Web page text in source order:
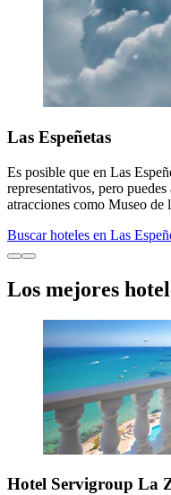
Las Espeñetas
Es posible que en Las
representativos, pero
atracciones como Museo
Buscar hoteles en Las
Los mejores
Hotel Servigroup La